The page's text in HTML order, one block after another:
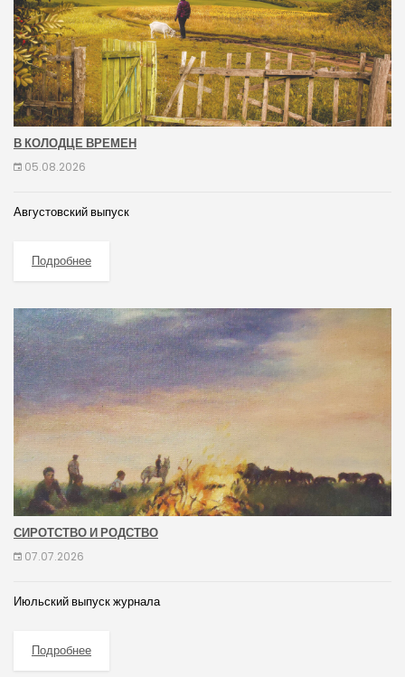
В КОЛОДЦЕ ВРЕМЕН
05.08.2026
Августовский выпуск
Подробнее
СИРОТСТВО И РОДСТВО
07.07.2026
Июльский выпуск журнала
Подробнее